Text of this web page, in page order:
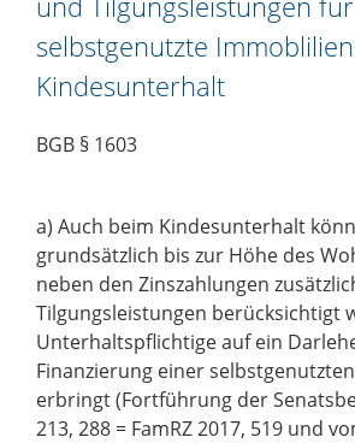
selbstgenutzte
Kindesunterhalt
BGB § 1603
a) Auch beim Kindesunterhalt
grundsätzlich bis zur Höhe des
neben den Zinszahlungen
Tilgungsleistungen berücksichtigt
Unterhaltspflichtige auf ein
Finanzierung einer selbstgenutzten
erbringt (Fortführung der
213, 288 = FamRZ2017, 519 und